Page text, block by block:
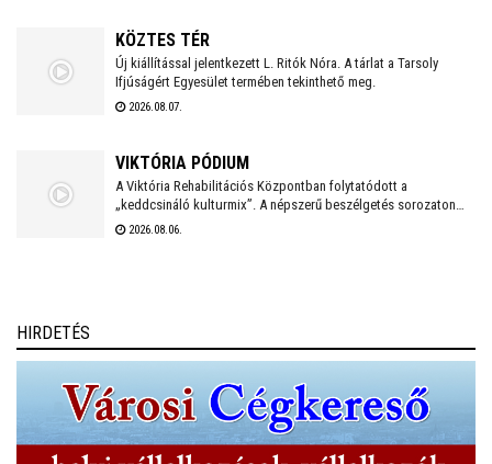
KÖZTES TÉR
Új kiállítással jelentkezett L. Ritók Nóra. A tárlat a Tarsoly
Ifjúságért Egyesület termében tekinthető meg.
2026.08.07.
VIKTÓRIA PÓDIUM
A Viktória Rehabilitációs Központban folytatódott a
„keddcsináló kulturmix”. A népszerű beszélgetés sorozaton
ezúttal is kivételes vendégek tisztelték meg a Viktória Pódium
2026.08.06.
HIRDETÉS